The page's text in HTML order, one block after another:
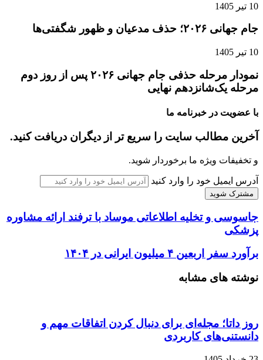
10 تیر 1405
جام جهانی ۲۰۲۶؛ حذف مدعیان و ظهور شگفتی‌ها
10 تیر 1405
نمودار مرحله حذفی جام جهانی ۲۰۲۶ پس از روز دوم
مرحله یک‌شانزدهم نهایی
با عضویت در خبرنامه ما
آخرین مطالب سایت را سریع تر از دیگران دریافت کنید.
و تخفیفات ویژه ما برخوردار شوید.
آدرس ایمیل خود را وارد کنید
جاسوسی و تخلیه اطلاعاتی موساد با ترفند ارائه مشاوره
پزشکی
برآورد سفر اربعین ۴ میلیون ایرانی در ۱۴۰۴
نوشته های مشابه
روز داتا؛ مجله‌ای برای دنبال کردن اتفاقات مهم و
دانستنی‌های کاربردی